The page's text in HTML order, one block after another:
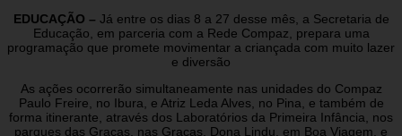
EDUCAÇÃO – Já entre os dias 8 a 27 desse mês, a Secretaria de
Educação, em parceria com a Rede Compaz, prepara uma
programação que promete movimentar a criançada com muito lazer
e diversão
As ações ocorrerão simultaneamente nas unidades do Compaz
Paulo Freire, no Ibura, e Atriz Leda Alves, no Pina, e também de
forma itinerante, através dos Laboratórios da Primeira Infância, nos
parques das Graças, nas Graças, Dona Lindu, em Boa Viagem, e